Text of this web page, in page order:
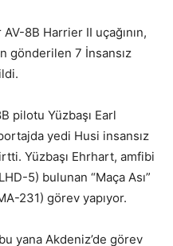
8B Harrier II uçağının,
gönderilen 7 İnsansız
pilotu Yüzbaşı Earl
yedi Husi insansız
Yüzbaşı Ehrhart, amfibi
5) bulunan “Maça Ası”
231) görev yapıyor.
yana Akdeniz’de görev